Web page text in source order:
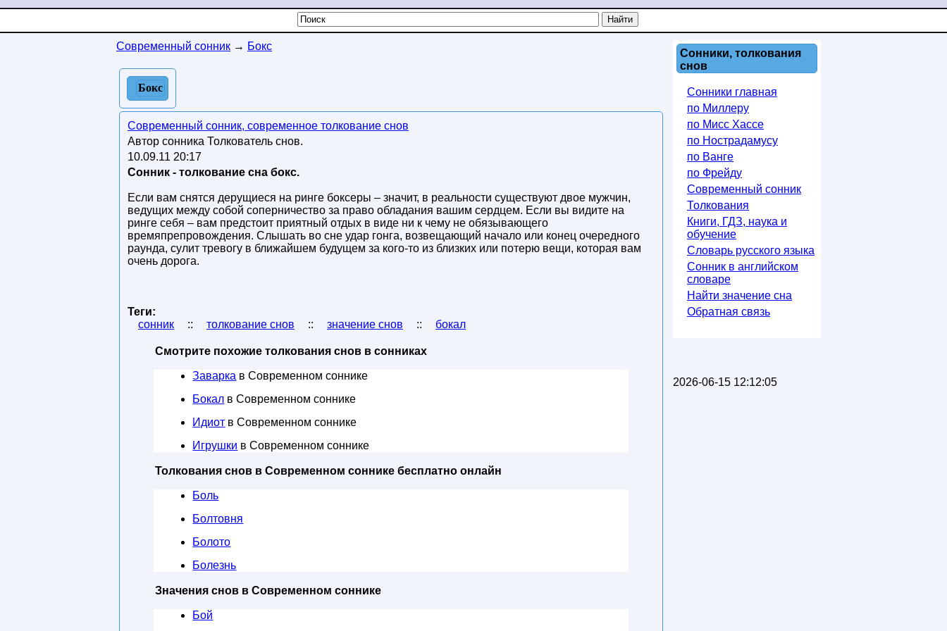
Современный сонник → Бокс
Бокс
Современный сонник, современное толкование снов
Автор сонника Толкователь снов.
10.09.11 20:17
Сонник - толкование сна бокс.
Если вам снятся дерущиеся на ринге боксеры – значит, в реальности существуют двое мужчин,
ведущих между собой соперничество за право обладания вашим сердцем. Если вы видите на
ринге себя – вам предстоит приятный отдых в виде ни к чему не обязывающего
времяпрепровождения. Слышать во сне удар гонга, возвещающий начало или конец очередного
раунда, сулит тревогу в ближайшем будущем за кого-то из близких или потерю вещи, которая вам
очень дорога.
Теги:
сонник
:: толкование снов :: значение снов :: бокал
Смотрите похожие толкования снов в сонниках
Заварка в Современном соннике
Бокал в Современном соннике
Идиот в Современном соннике
Игрушки в Современном соннике
Толкования снов в Современном соннике бесплатно онлайн
Боль
Болтовня
Болото
Болезнь
Значения снов в Современном соннике
Бой
Сонники, толкования
снов
Сонники главная
по Миллеру
по Мисс Хассе
по Нострадамусу
по Ванге
по Фрейду
Современный сонник
Толкования
Книги, ГДЗ, наука и
обучение
Словарь русского языка
Сонник в английском
словаре
Найти значение сна
Обратная связь
2026-06-15 12:12:05